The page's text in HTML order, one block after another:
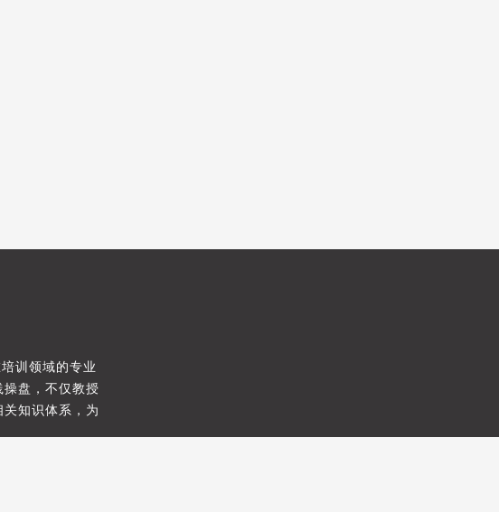
训领域的专业
盘，不仅教授
知识体系，为